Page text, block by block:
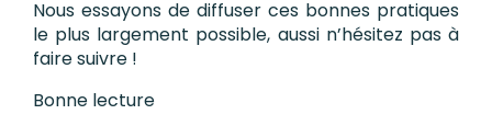
Nous essayons de diffuser ces bonnes pratiques
le plus largement possible, aussi n’hésitez pas à
faire suivre !
Bonne lecture